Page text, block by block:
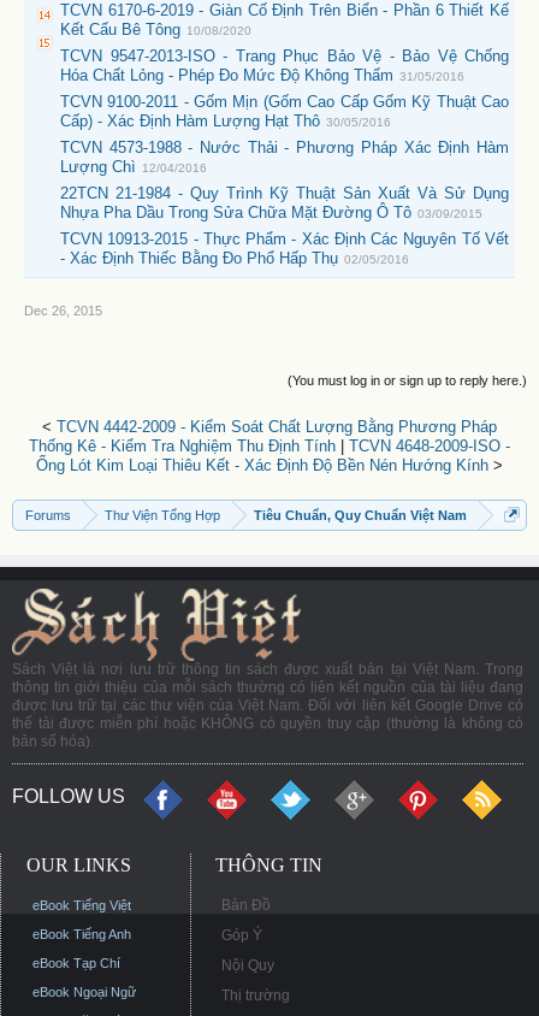
TCVN 6170-6-2019 - Giàn Cố Định Trên Biển - Phần 6 Thiết Kế
Kết Cấu Bê Tông 10/08/2020
TCVN 9547-2013-ISO - Trang Phục Bảo Vệ - Bảo Vệ Chống
Hóa Chất Lỏng - Phép Đo Mức Độ Không Thấm 31/05/2016
TCVN 9100-2011 - Gốm Mịn (Gốm Cao Cấp Gốm Kỹ Thuật Cao
Cấp) - Xác Định Hàm Lượng Hạt Thô 30/05/2016
TCVN 4573-1988 - Nước Thải - Phương Pháp Xác Định Hàm
Lượng Chì
12/04/2016
22TCN 21-1984 - Quy Trình Kỹ Thuật Sản Xuất Và Sử Dụng
Nhựa Pha Dầu Trong Sửa Chữa Mặt Đường Ô Tô 03/09/2015
TCVN 10913-2015 - Thực Phẩm - Xác Định Các Nguyên Tố Vết
- Xác Định Thiếc Bằng Đo Phổ Hấp Thụ 02/05/2016
Dec 26, 2015
(You must log in or sign up to reply here.)
< TCVN 4442-2009 - Kiểm Soát Chất Lượng Bằng Phương Pháp
Thống Kê - Kiểm Tra Nghiệm Thu Định Tính
TCVN 4648-2009-ISO -
Ống Lót Kim Loại Thiêu Kết - Xác Định Độ Bền Nén Hướng Kính >
Forums Thư Viện Tổng Hợp Tiêu Chuẩn, Quy Chuẩn Việt Nam
Sách Việt là nơi lưu trữ thông tin sách được xuất bản tại Việt Nam. Trong
thông tin giới thiệu của mỗi sách thường có liên kết nguồn của tài liệu đang
được lưu trữ tại các thư viện của Việt Nam. Đối với liên kết Google Drive có
thể tải được miễn phí hoặc KHÔNG có quyền truy cập (thường là không có
bản số hóa).
FOLLOW US
OUR LINKS
eBook Tiếng Việt
eBook Tiếng Anh
eBook Tạp Chí
eBook Ngoại Ngữ
THÔNG TIN
Bản Đồ
Góp Ý
Nội Quy
Thị trường